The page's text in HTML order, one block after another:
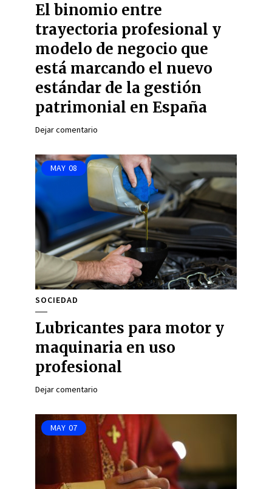
El binomio entre
trayectoria profesional y
modelo de negocio que
está marcando el nuevo
estándar de la gestión
patrimonial en España
Dejar comentario
MAY 08
SOCIEDAD
Lubricantes para motor y
maquinaria en uso
profesional
Dejar comentario
MAY 07